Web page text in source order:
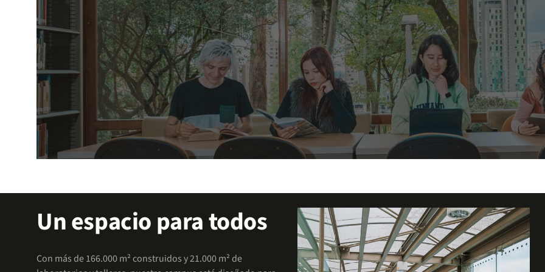
Explora nuestros apoyos financieros
Accede a facilidades que te permitirán enfocarte en lo más importante: tu formación académica.
Un espacio para todos
Con más de 166.000 m² construidos y 21.000 m² de